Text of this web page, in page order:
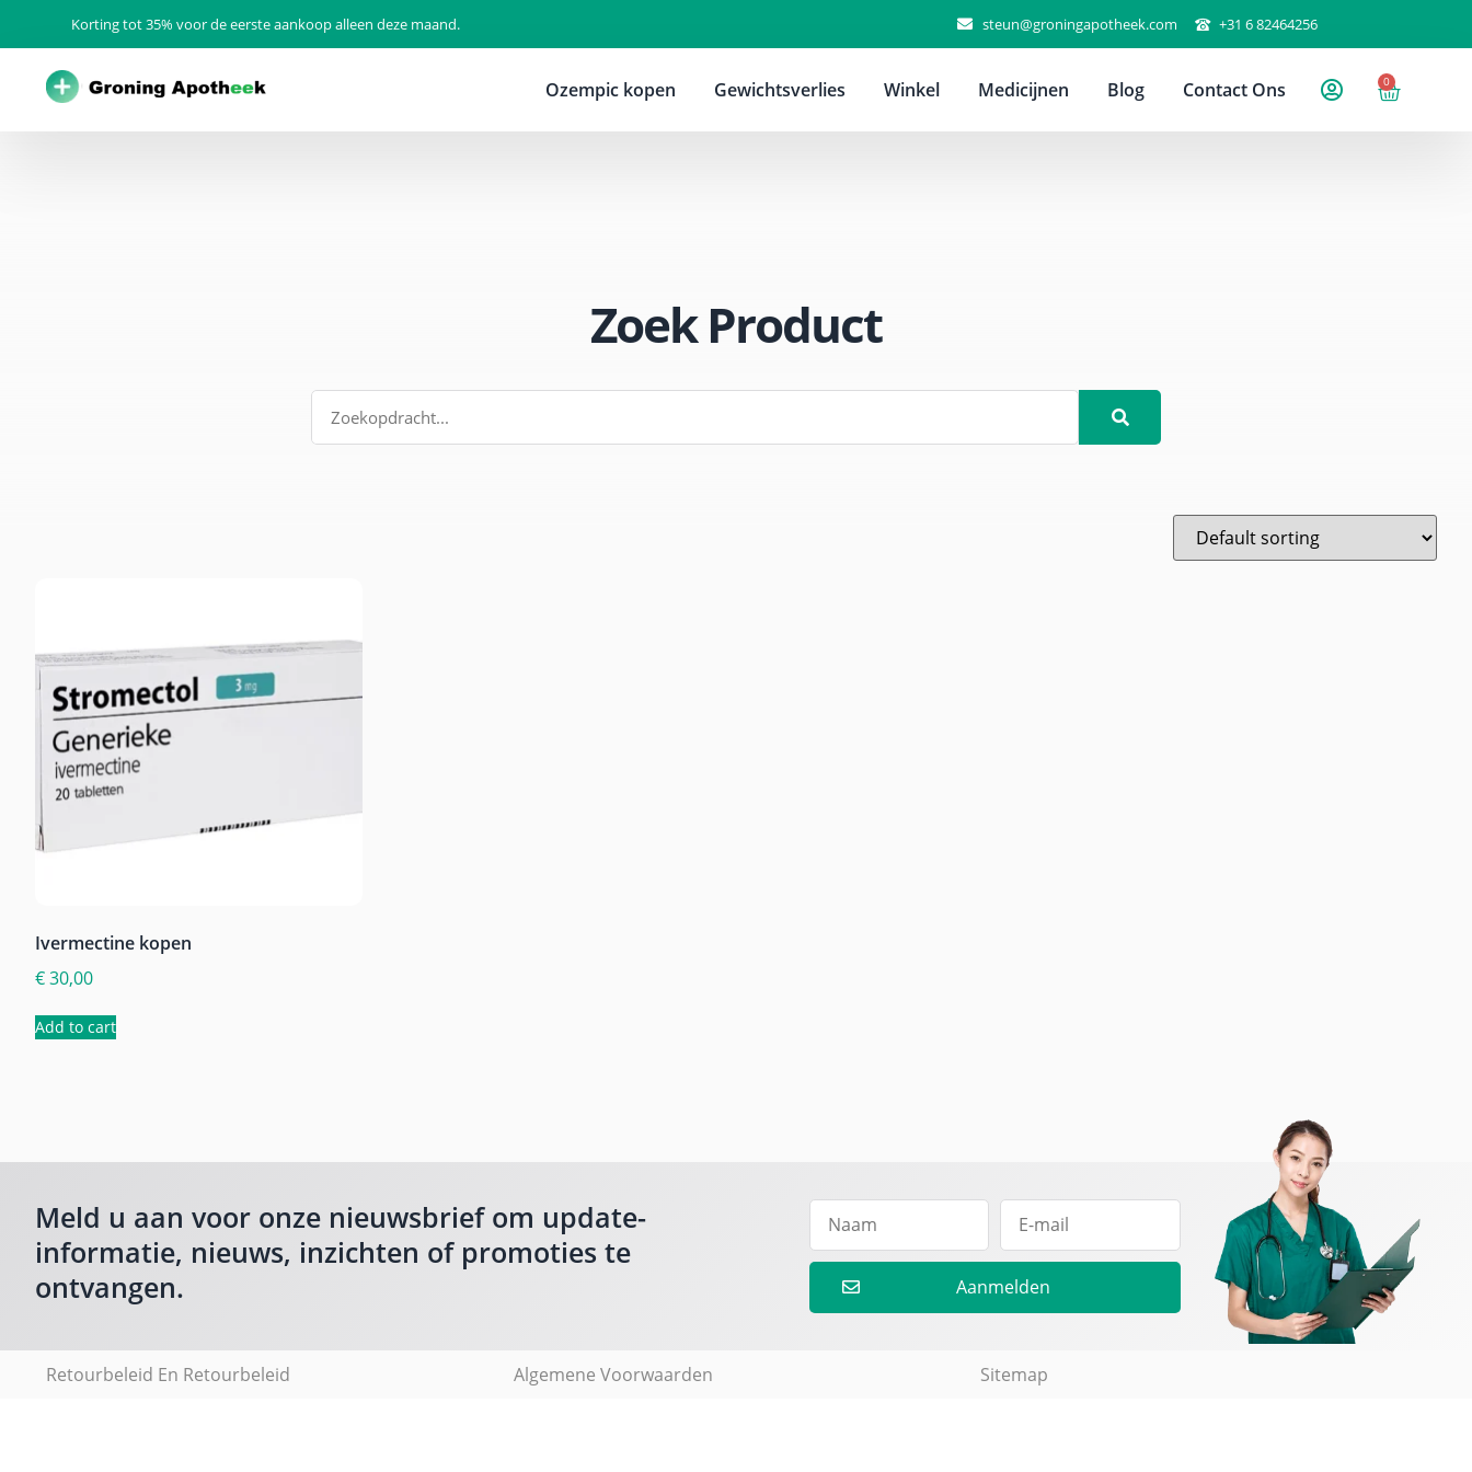
Korting tot 35% voor de eerste aankoop alleen deze maand. steun@groningapotheek.com +31 6 82464256
Ozempic kopen Gewichtsverlies Winkel Medicijnen Blog Contact Ons 0
Zoek Product
Ivermectine kopen
€30,00
Add to cart
Meld u aan voor onze nieuwsbrief om update-
informatie, nieuws, inzichten of promoties te
ontvangen.
Aanmelden
Retourbeleid En Retourbeleid Algemene Voorwaarden Sitemap